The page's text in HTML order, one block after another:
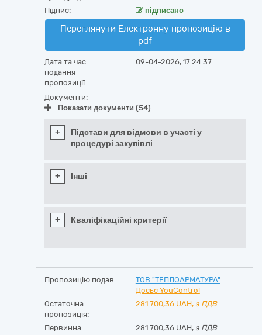
Підпис: підписано
Переглянути Електронну пропозицію в
pdf
Дата та час
подання
пропозиції:
09-04-2026, 17:24:37
Документи:
Показати документи (54)
+
Підстави для відмови в участі у
процедурі закупівлі
+ Інші
+ Кваліфікаційні критерії
Пропозицію подав:
ТОВ "ТЕПЛОАРМАТУРА"
Досьє YouControl
Остаточна
пропозиція:
281 700,36 UAH, з ПДВ
Первинна
281 700,36 UAH, з ПДВ